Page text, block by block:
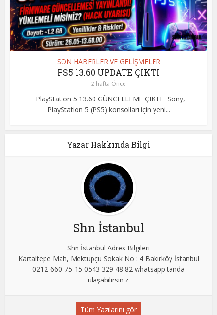
SON HABERLER VE GELİŞMELER
PS5 13.60 UPDATE ÇIKTI
2 hafta Önce
PlayStation 5 13.60 GÜNCELLEME ÇIKTI Sony,
PlayStation 5 (PS5) konsolları için yeni...
Yazar Hakkında Bilgi
Shn İstanbul
Shn İstanbul Adres Bilgileri
Kartaltepe Mah, Mektupçu Sokak No : 4 Bakırköy İstanbul
0212-660-75-15 0543 329 48 82 whatsapp'tanda
ulaşabilirsiniz.
Tüm Yazılarını gör